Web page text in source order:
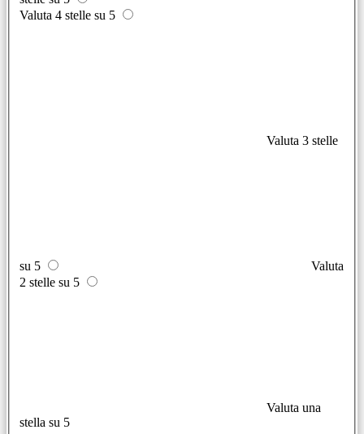
Valuta 4 stelle su 5
Valuta 3 stelle
su 5
Valuta
2 stelle su 5
Valuta una
stella su 5